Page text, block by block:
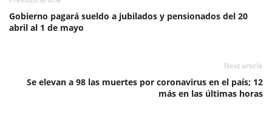
Gobierno pagará sueldo a jubilados y pensionados del 20
abril al 1 de mayo
Next article
Se elevan a 98 las muertes por coronavirus en el país; 12
más en las últimas horas